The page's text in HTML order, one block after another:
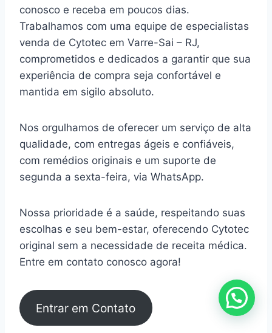
conosco e receba em poucos dias.
Trabalhamos com uma equipe de especialistas
venda de Cytotec em Varre-Sai – RJ,
comprometidos e dedicados a garantir que sua
experiência de compra seja confortável e
mantida em sigilo absoluto.
Nos orgulhamos de oferecer um serviço de alta
qualidade, com entregas ágeis e confiáveis,
com remédios originais e um suporte de
segunda a sexta-feira, via WhatsApp.
Nossa prioridade é a saúde, respeitando suas
escolhas e seu bem-estar, oferecendo Cytotec
original sem a necessidade de receita médica.
Entre em contato conosco agora!
Entrar em Contato